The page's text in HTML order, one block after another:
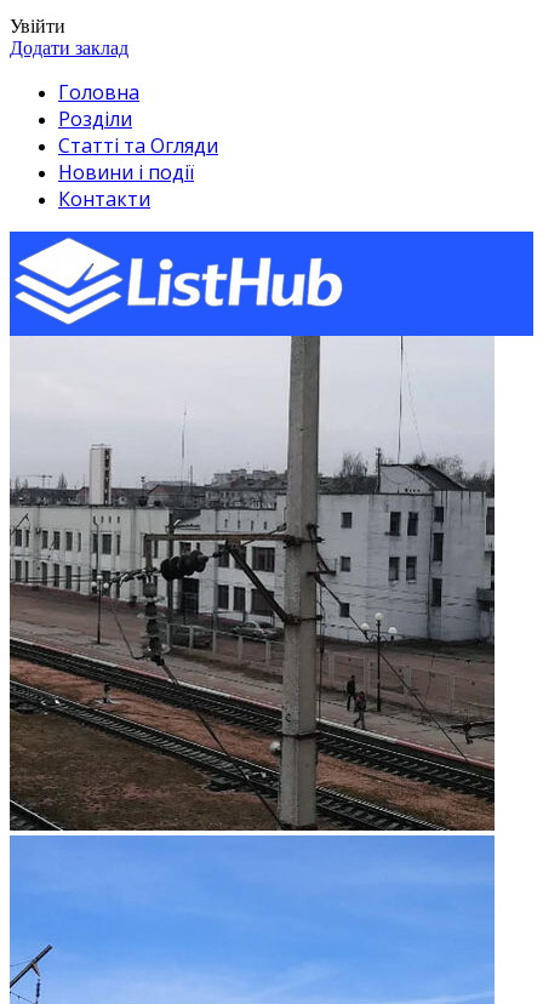
Увійти
Додати заклад
Головна
Розділи
Статті та Огляди
Новини і події
Контакти